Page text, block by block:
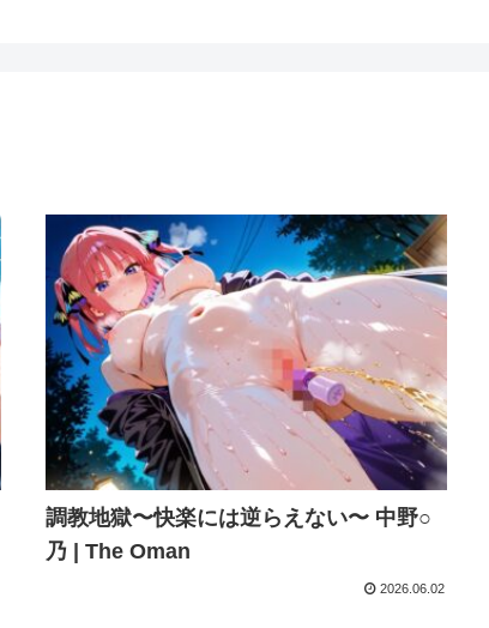
調教地獄〜快楽には逆らえない〜 中野○
乃 | The Oman
2026.06.02